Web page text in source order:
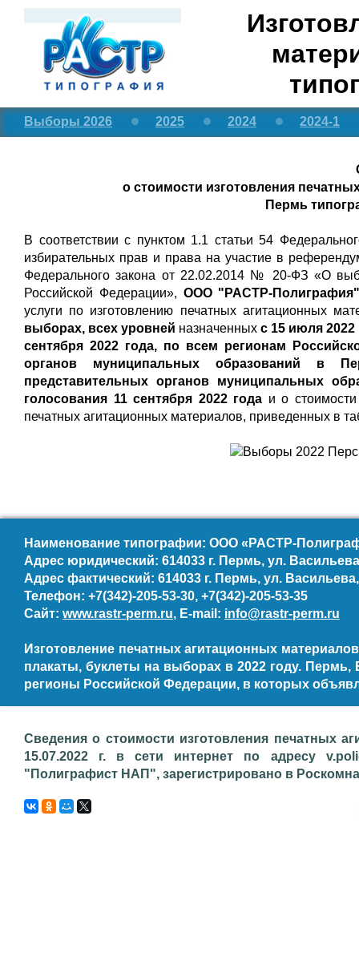
Выборы 2026 2025 2024 2024-1
о стоимости изготовления
Пермь
В соответствии с пунктом 1.1 статьи 54
избирательных прав и права на участие в
Федерального закона от 22.02.2014 № 20-ФЗ «О
Российской Федерации», ООО "РАСТР-
услуги по изготовлению печатных агитационных
выборах, всех уровней назначенных с 15 июля 2022
сентября 2022 года, по всем регионам
органов муниципальных образований в
представительных органов муниципальных
голосования 11 сентября 2022 года и о
печатных агитационных материалов, приведенных в
Наименование типографии: ООО «РАСТР-
Адрес юридический: 614033 г. Пермь, ул.
Адрес фактический: 614033 г. Пермь, ул.
Телефон: +7(342)-205-53-30, +7(342)-205-53-35
Сайт: www.rastr-perm.ru, E-mail: info@rastr-perm.ru
Изготовление печатных агитационных
плакаты, буклеты на выборах в 2022 году. Пермь,
регионы Российской Федерации, в которых
Сведения о стоимости изготовления печатных
15.07.2022 г. в сети интернет по адресу
"Полиграфист НАП", зарегистрировано в